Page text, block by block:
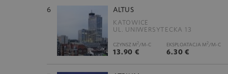
6 ALTUS
KATOWICE
UL. UNIWERSYTECKA 13
CZYNSZ M2/M-C
13.90 €
EKSPLOATACJA M2/M-C
6.30 €